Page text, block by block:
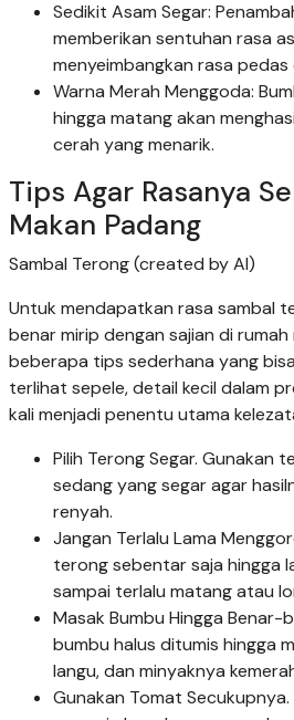
Sedikit Asam Segar:
memberikan sentuhan rasa
menyeimbangkan rasa pedas
Warna Merah Menggoda:
hingga matang akan
cerah yang menarik.
Tips Agar Rasanya
Makan Padang
Sambal Terong (created by AI)
Untuk mendapatkan rasa sambal
benar mirip dengan sajian di rumah
beberapa tips sederhana yang
terlihat sepele, detail kecil dalam
kali menjadi penentu utama
Pilih Terong Segar. Gunakan
sedang yang segar agar
renyah.
Jangan Terlalu Lama
terong sebentar saja hingga
sampai terlalu matang atau
Masak Bumbu Hingga Benar-
bumbu halus ditumis hingga
langu, dan minyaknya
Gunakan Tomat